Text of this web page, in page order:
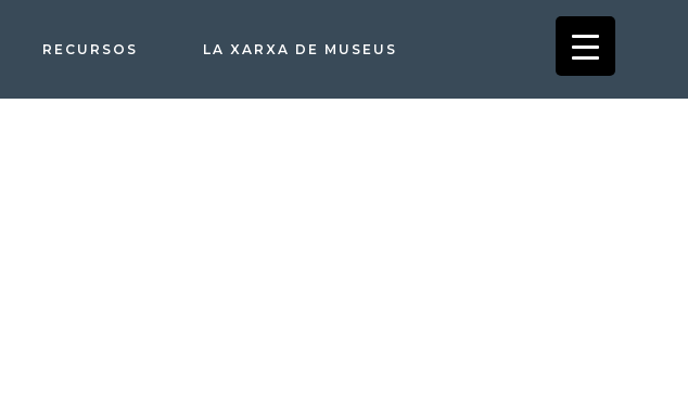
RECURSOS LA XARXA DE MUSEUS